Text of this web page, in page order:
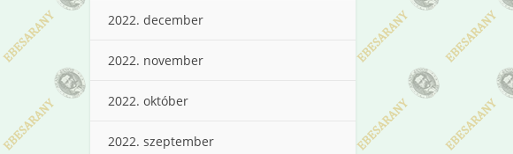
2022. december
2022. november
2022. október
2022. szeptember